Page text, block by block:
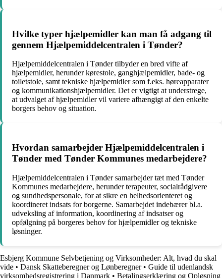
Hvilke typer hjælpemidler kan man få adgang til
gennem Hjælpemiddelcentralen i Tønder?
Hjælpemiddelcentralen i Tønder tilbyder en bred vifte af
hjælpemidler, herunder kørestole, ganghjælpemidler, bade- og
toiletstole, samt tekniske hjælpemidler som f.eks. høreapparater
og kommunikationshjælpemidler. Det er vigtigt at understrege,
at udvalget af hjælpemidler vil variere afhængigt af den enkelte
borgers behov og situation.
Hvordan samarbejder Hjælpemiddelcentralen i
Tønder med Tønder Kommunes medarbejdere?
Hjælpemiddelcentralen i Tønder samarbejder tæt med Tønder
Kommunes medarbejdere, herunder terapeuter, socialrådgivere
og sundhedspersonale, for at sikre en helhedsorienteret og
koordineret indsats for borgerne. Samarbejdet indebærer bl.a.
udveksling af information, koordinering af indsatser og
opfølgning på borgeres behov for hjælpemidler og tekniske
løsninger.
Esbjerg Kommune Selvbetjening og Virksomheder: Alt, hvad du skal
vide • Dansk Skatteberegner og Lønberegner• Guide til udenlandsk
virksomhedsregistrering i Danmark • Betalingserklæring og Opløsning